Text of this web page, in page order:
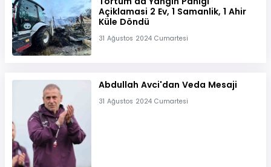
Açiklamasi 2 Ev, 1 Samanlik, 1 Ahir
Küle Döndü
31 Ağustos 2024 Cumartesi
Abdullah Avci'dan Veda Mesaji
31 Ağustos 2024 Cumartesi